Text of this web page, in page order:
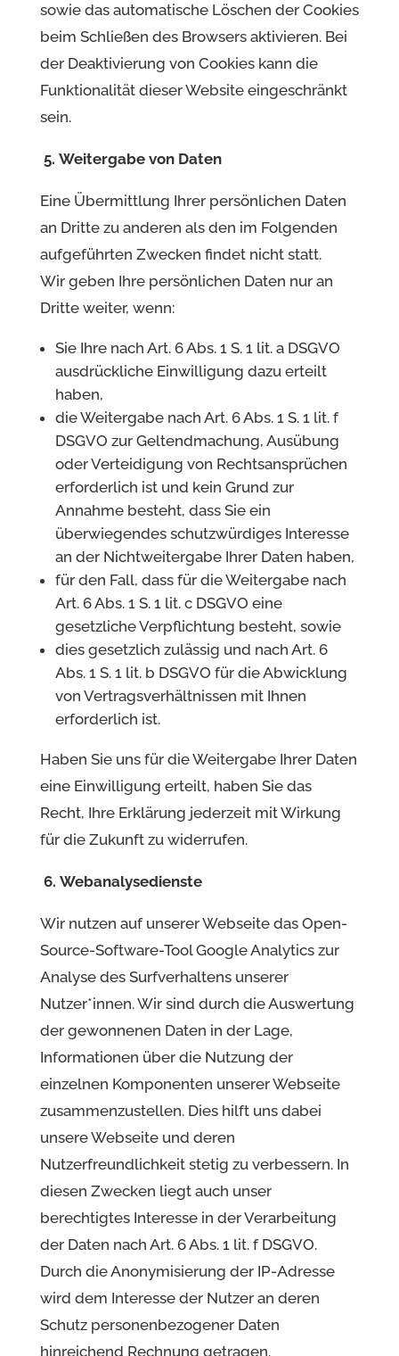
sowie das automatische Löschen der Cookies
beim Schließen des Browsers aktivieren. Bei
der Deaktivierung von Cookies kann die
Funktionalität dieser Website eingeschränkt
sein.
5. Weitergabe von Daten
Eine Übermittlung Ihrer persönlichen Daten
an Dritte zu anderen als den im Folgenden
aufgeführten Zwecken findet nicht statt.
Wir geben Ihre persönlichen Daten nur an
Dritte weiter, wenn:
Sie Ihre nach Art. 6 Abs. 1 S. 1 lit. a DSGVO
ausdrückliche Einwilligung dazu erteilt
haben,
die Weitergabe nach Art. 6 Abs. 1 S. 1 lit. f
DSGVO zur Geltendmachung, Ausübung
oder Verteidigung von Rechtsansprüchen
erforderlich ist und kein Grund zur
Annahme besteht, dass Sie ein
überwiegendes schutzwürdiges Interesse
an der Nichtweitergabe Ihrer Daten haben,
für den Fall, dass für die Weitergabe nach
Art. 6 Abs. 1 S. 1 lit. c DSGVO eine
gesetzliche Verpflichtung besteht, sowie
dies gesetzlich zulässig und nach Art. 6
Abs. 1 S. 1 lit. b DSGVO für die Abwicklung
von Vertragsverhältnissen mit Ihnen
erforderlich ist.
Haben Sie uns für die Weitergabe Ihrer Daten
eine Einwilligung erteilt, haben Sie das
Recht, Ihre Erklärung jederzeit mit Wirkung
für die Zukunft zu widerrufen.
6. Webanalysedienste
Wir nutzen auf unserer Webseite das Open-
Source-Software-Tool Google Analytics zur
Analyse des Surfverhaltens unserer
Nutzer*innen. Wir sind durch die Auswertung
der gewonnenen Daten in der Lage,
Informationen über die Nutzung der
einzelnen Komponenten unserer Webseite
zusammenzustellen. Dies hilft uns dabei
unsere Webseite und deren
Nutzerfreundlichkeit stetig zu verbessern. In
diesen Zwecken liegt auch unser
berechtigtes Interesse in der Verarbeitung
der Daten nach Art. 6 Abs. 1 lit. f DSGVO.
Durch die Anonymisierung der IP-Adresse
wird dem Interesse der Nutzer an deren
Schutz personenbezogener Daten
hinreichend Rechnung getragen.